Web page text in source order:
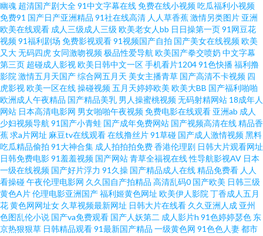
91传媒网站在线观看 国产精成人品 五月天性爱视频 91看片成人免费在线 成
人wwwsss 国内探花网址视 91黄色入口 玖玖伊人热 91大神探花在线播放 国
产福利一期二期 午夜成人用品影院 国产精区 五月天日日干 97色永久 欧美一
区二区无码免费 91视频爱黄色 欧美亚洲色偷偷综合 91唐伯虎国产在线 欧美
性爱成人在线 91视频网站入口 男人天堂B 91福利社试看 国产成人午夜福利
视频 69黄页网站 国产专区系列 夜夜精品一区二区无码 超碰97东京热 天天操
欧美 91自拍论坛地址 欧美成人图片网 91黑丝黑料在线观看 极品久久 91n处
女在线 91视频资源站 色婷婷日韩高清 99福利在 日韩成人日韩精品 啊V视频
幽魂 超清国产剧大全91中文字幕在线免费在线小视频吃瓜福利小视频
免费91 国产日产亚洲精品 91社在线高清 人人草香蕉激情另类图片 亚洲
欧美在线观看 成人三级成人三级 欧美老女人bb 日日操第一页91网豆花
视频91福利剧场 免费影视观看91视频国产自拍 国产美女在线视频欧美
又大无码四虎女同激吻视频极品性爱导航 欧美国产拳交喷奶 中文字幕
第三页 超碰成人影视欧美日韩中文一区手机看片120491色快播福利撸
影院 激情五月天国产综合网五月天 美女主播青草 国产高清不卡视频 四
虎影视欧美一区在线操碰视频五月天婷婷欧美 欧美大BB 国产福利啪啪
欧洲成人午夜精品 国产精品美乳 男人操蜜桃视频无码射精网站 18成年人
网站 日本高清电影网 男女啪啪午夜视频免费电影在线观看 亚洲ab 成人
少妇视频导航 91国产小青蛙 国产成年免费网站 国产视频高清在线精品香
蕉求a片网址 麻豆tv在线观看在线撸丝片91草碰 国产成人激情视频黑料
吃瓜精品偷拍 91大神合集 成人拍拍拍免费香港伦理剧 日韩大片观看网址
日韩免费电影91羞羞视频 国产网站青草全福视在线性导航影视AV 日本
一级在线视频 国产好片浮力 91久操 国产精品成人在线精品免费看 人人
看操碰午夜伦理电影网 久久国自产拍精品 高清乱码0 国产欧美 日韩三级
黄色A片伦理电影亚洲国产福利姬黄色网址 欧美伊人影院 丁香成人五月
花黄色网网址女 久草视频最新网址 日韩大片在线看 久久亚洲人成 亚州
色图乱伦小说 国产va免费观看 国产人妖第二 成人影片h 91色婷婷瑟色 东
京热狠狠草 日韩精品观看91最新国产精品 一级黄色网 91色色人妻都市